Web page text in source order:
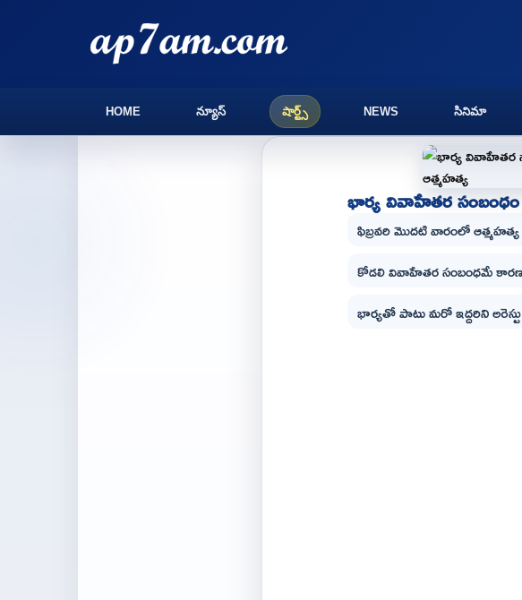
HOME న్యూస్ షార్ట్స్ NEWS సినిమా
భార్య వివాహేతర
ఫిబ్రవరి మొదటి వారంలో ఆత్మహత్య
కోడలి వివాహేతర సంబంధమే
భార్యతో పాటు మరో ఇద్దరిని